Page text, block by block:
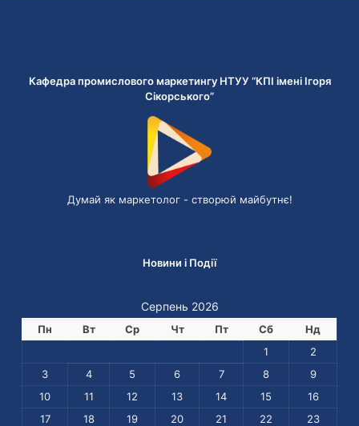
Кафедра промислового маркетингу НТУУ “КПІ імені Ігоря
Сікорського”
Думай як маркетолог - cтворюй майбутнє!
Новини і Події
Серпень 2026
Пн Вт Ср Чт Пт Сб
Нд
1
2
3
4 5 6 7 8
9
10
11 12 13 14 15
16
17
18 19 20 21 22
23